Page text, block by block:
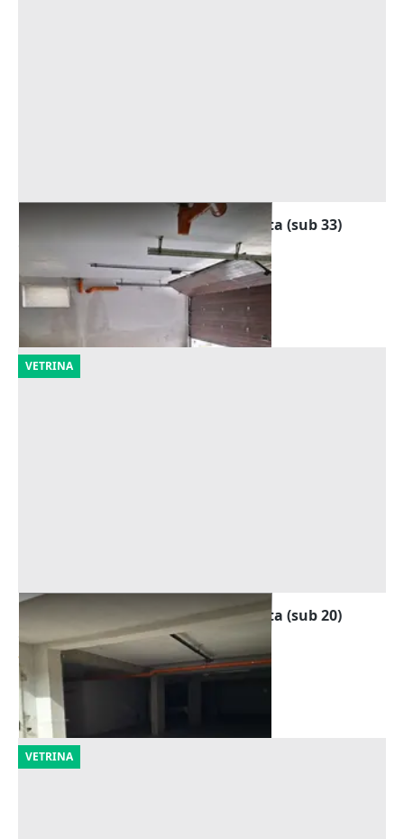
Asta Quota di autorimessa interrata (sub 33)
Carini (Palermo)
17.000 €
15/09/2026
VETRINA
Asta Quota di autorimessa interrata (sub 20)
Carini (Palermo)
Offerta minima
85.000 €
15/09/2026
VETRINA